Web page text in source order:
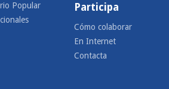
Popular
Participa
Cómo colaborar
En Internet
Contacta